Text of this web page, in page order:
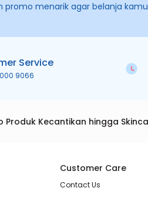
promo menarik agar belanja
Service
9066
Produk Kecantikan hingga
Customer Care
Contact Us